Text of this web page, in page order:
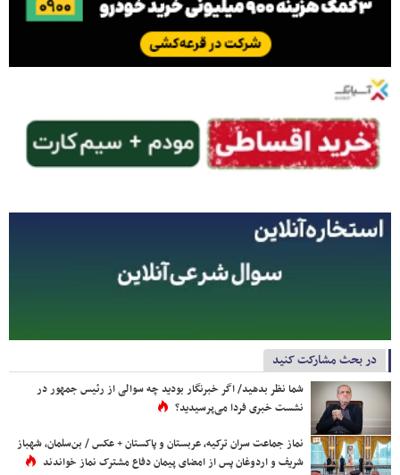
در بحث مشارکت کنید
شما نظر بدهید/ اگر خبرنگار بودید چه سوالی از رئیس جمهور در
نشست خبری فردا می‌پرسیدید؟
نماز جماعت سران ترکیه، عربستان و پاکستان + عکس / بن‌سلمان، شهباز
شریف و اردوغان پس از امضای پیمان دفاع مشترک نماز خواندند